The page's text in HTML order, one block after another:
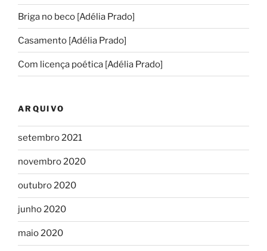
Briga no beco [Adélia Prado]
Casamento [Adélia Prado]
Com licença poética [Adélia Prado]
ARQUIVO
setembro 2021
novembro 2020
outubro 2020
junho 2020
maio 2020